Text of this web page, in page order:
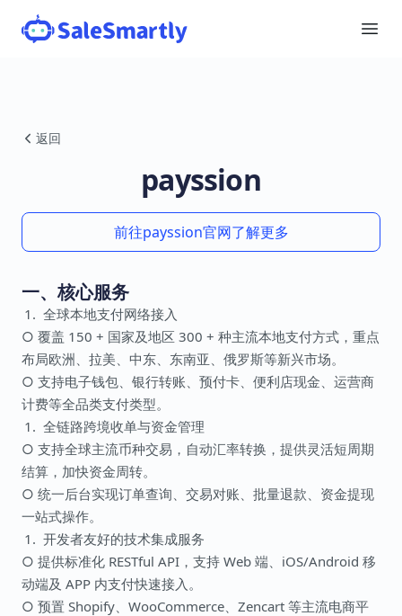
返回
payssion
前往payssion官网了解更多
一、核心服务
全球本地支付网络接入
○ 覆盖 150 + 国家及地区 300 + 种主流本地支付方式，重点
布局欧洲、拉美、中东、东南亚、俄罗斯等新兴市场。
○ 支持电子钱包、银行转账、预付卡、便利店现金、运营商
计费等全品类支付类型。
全链路跨境收单与资金管理
○ 支持全球主流币种交易，自动汇率转换，提供灵活短周期
结算，加快资金周转。
○ 统一后台实现订单查询、交易对账、批量退款、资金提现
一站式操作。
开发者友好的技术集成服务
○ 提供标准化 RESTful API，支持 Web 端、iOS/Android 移
动端及 APP 内支付快速接入。
○ 预置 Shopify、WooCommerce、Zencart 等主流电商平